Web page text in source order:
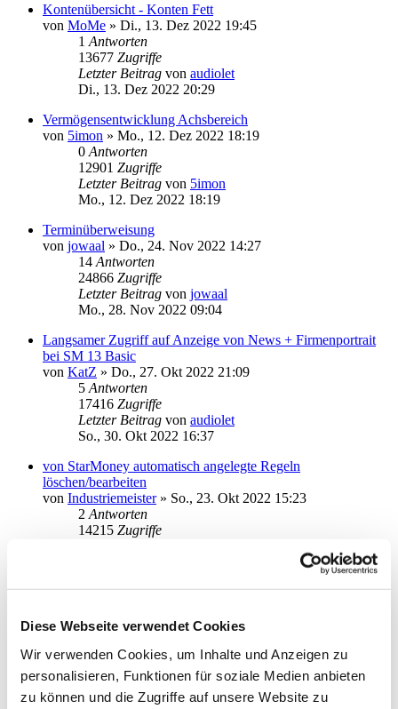
Diese Webseite verwendet Cookies
Wir verwenden Cookies, um Inhalte und Anzeigen zu
personalisieren, Funktionen für soziale Medien anbieten
zu können und die Zugriffe auf unsere Website zu
Kontenübersicht - Konten Fett
von MoMe » Di., 13. Dez 2022 19:45
1 Antworten
13677 Zugriffe
Letzter Beitrag von audiolet
Di., 13. Dez 2022 20:29
Vermögensentwicklung Achsbereich
von 5imon » Mo., 12. Dez 2022 18:19
0 Antworten
12901 Zugriffe
Letzter Beitrag von 5imon
Mo., 12. Dez 2022 18:19
Terminüberweisung
von jowaal » Do., 24. Nov 2022 14:27
14 Antworten
24866 Zugriffe
Letzter Beitrag von jowaal
Mo., 28. Nov 2022 09:04
Langsamer Zugriff auf Anzeige von News + Firmenportrait
bei SM 13 Basic
von KatZ » Do., 27. Okt 2022 21:09
5 Antworten
17416 Zugriffe
Letzter Beitrag von audiolet
So., 30. Okt 2022 16:37
von StarMoney automatisch angelegte Regeln
löschen/bearbeiten
von Industriemeister» So., 23. Okt 2022 15:23
2 Antworten
14215 Zugriffe
Vorhandene Regeln werden nicht immer angewendet
1Antworten
Letzter BeitragvonTollimolli2
Mo., 10. Okt 2022 13:01
Unterkonten weg seit 12B->13B ?